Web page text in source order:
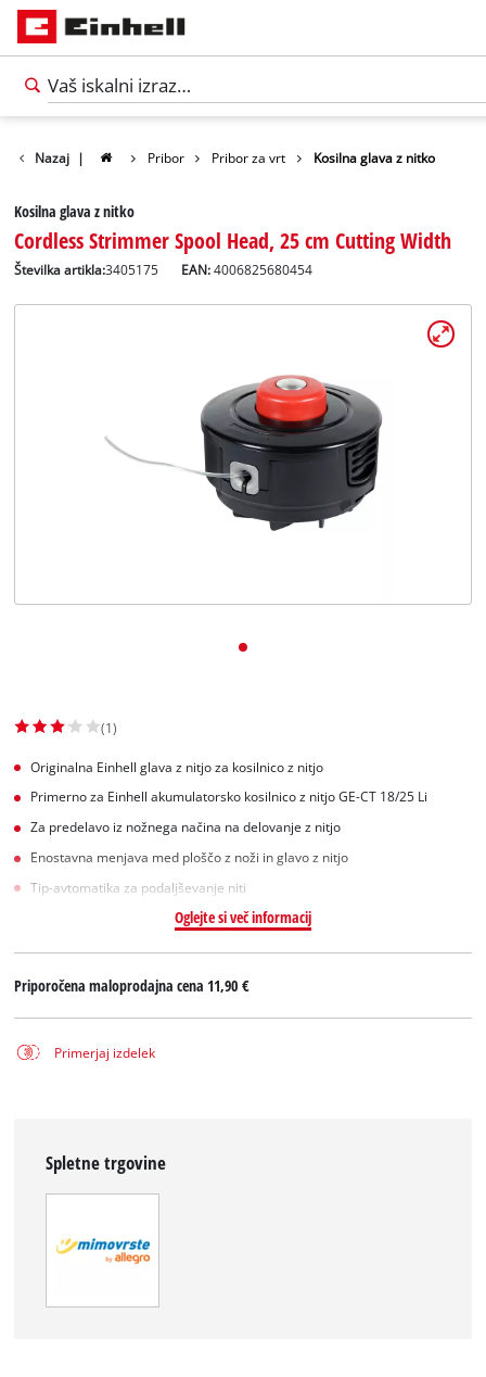
Nazaj | Pribor Pribor za vrt Kosilna glava z nitko
Kosilna glava z nitko
Cordless Strimmer Spool Head, 25 cm Cutting Width
Številka artikla:3405175 EAN:4006825680454
(1)
Originalna Einhell glava z nitjo za kosilnico z nitjo
Primerno za Einhell akumulatorsko kosilnico z nitjo GE-CT 18/25 Li
Za predelavo iz nožnega načina na delovanje z nitjo
Enostavna menjava med ploščo z noži in glavo z nitjo
Tip-avtomatika za podaljševanje niti
Oglejte si več informacij
Priporočena maloprodajna cena11,90 €
Primerjaj izdelek
Spletne trgovine